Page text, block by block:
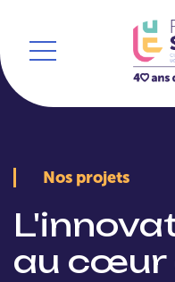
Nos projets
au cœur